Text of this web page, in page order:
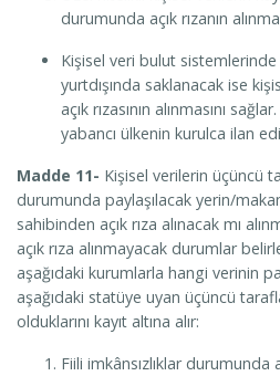
durumunda açık rızanın
Kişisel veri bulut
yurtdışında saklanacak ise
açık rızasının alınmasını
yabancı ülkenin kurulca ilan
Madde 11- Kişisel verilerin üçüncü
durumunda paylaşılacak yerin/
sahibinden açık rıza alınacak mı
açık rıza alınmayacak durumlar
aşağıdaki kurumlarla hangi verinin
aşağıdaki statüye uyan üçüncü
olduklarını kayıt altına alır:
Fiili imkânsızlıklar durumunda